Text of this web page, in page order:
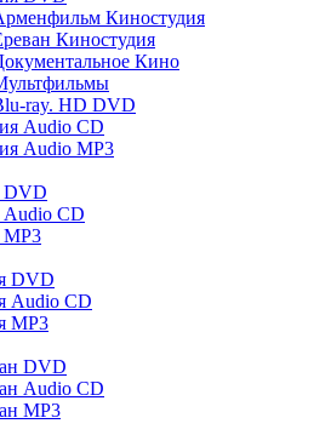
Киностудия
Киностудия
Кино
ray. HD DVD
Audio CD
Audio MP3
DVD
Audio CD
MP3
DVD
Audio CD
MP3
DVD
Audio CD
MP3